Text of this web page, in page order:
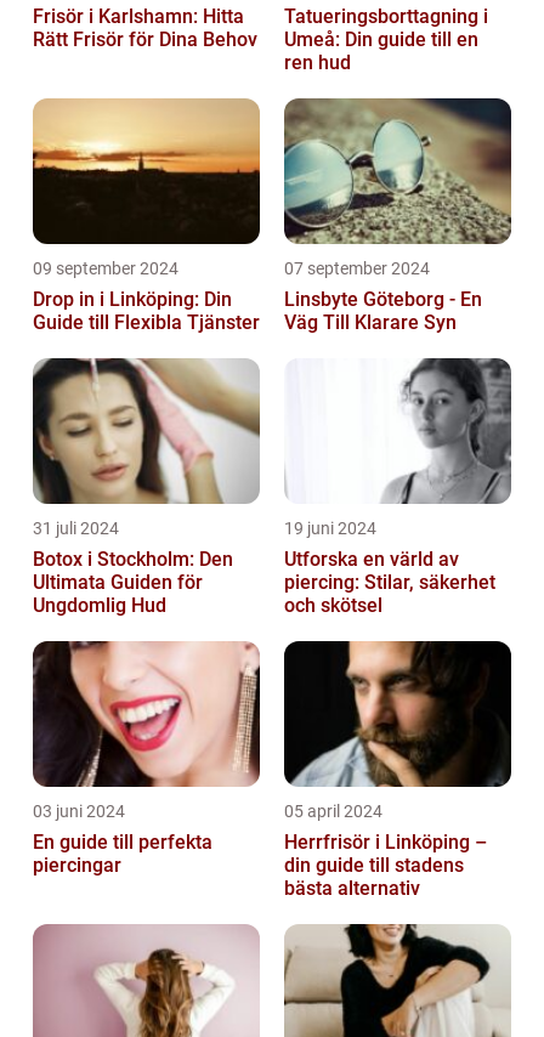
Frisör i Karlshamn: Hitta
Rätt Frisör för Dina Behov
Tatueringsborttagning i
Umeå: Din guide till en
ren hud
09 september 2024
Drop in i Linköping: Din
Guide till Flexibla Tjänster
07 september 2024
Linsbyte Göteborg - En
Väg Till Klarare Syn
31 juli 2024
Botox i Stockholm: Den
Ultimata Guiden för
Ungdomlig Hud
19 juni 2024
Utforska en värld av
piercing: Stilar, säkerhet
och skötsel
03 juni 2024
En guide till perfekta
piercingar
05 april 2024
Herrfrisör i Linköping –
din guide till stadens
bästa alternativ